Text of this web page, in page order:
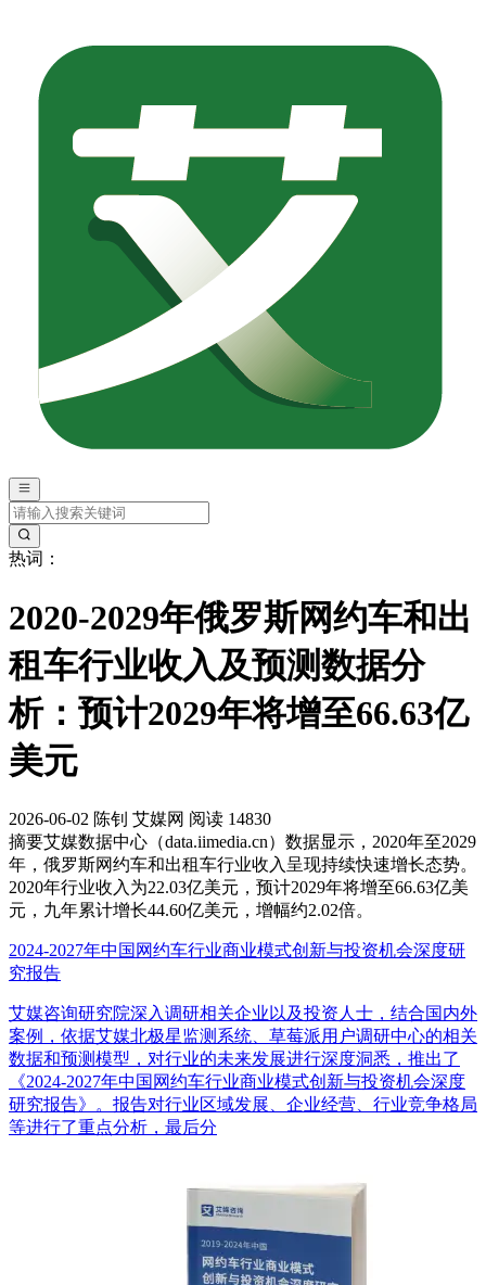
热词：
2020-2029年俄罗斯网约车和出
租车行业收入及预测数据分
析：预计2029年将增至66.63亿
美元
2026-06-02 陈钊 艾媒网 阅读 14830
摘要艾媒数据中心（data.iimedia.cn）数据显示，2020年至2029
年，俄罗斯网约车和出租车行业收入呈现持续快速增长态势。
2020年行业收入为22.03亿美元，预计2029年将增至66.63亿美
元，九年累计增长44.60亿美元，增幅约2.02倍。
2024-2027年中国网约车行业商业模式创新与投资机会深度研
究报告
艾媒咨询研究院深入调研相关企业以及投资人士，结合国内外
案例，依据艾媒北极星监测系统、草莓派用户调研中心的相关
数据和预测模型，对行业的未来发展进行深度洞悉，推出了
《2024-2027年中国网约车行业商业模式创新与投资机会深度
研究报告》。报告对行业区域发展、企业经营、行业竞争格局
等进行了重点分析，最后分